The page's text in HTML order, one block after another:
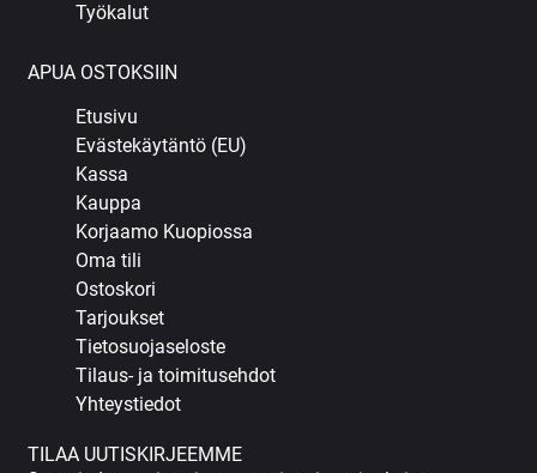
Työkalut
APUA OSTOKSIIN
Etusivu
Evästekäytäntö (EU)
Kassa
Kauppa
Korjaamo Kuopiossa
Oma tili
Ostoskori
Tarjoukset
Tietosuojaseloste
Tilaus- ja toimitusehdot
Yhteystiedot
TILAA UUTISKIRJEEMME